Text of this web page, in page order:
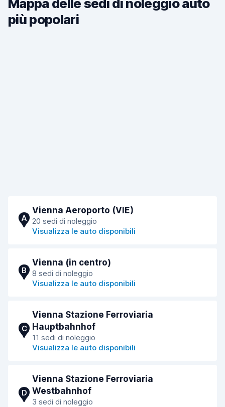
Mappa delle sedi di noleggio auto
più popolari
A
Vienna Aeroporto (VIE)
20 sedi di noleggio
Visualizza le auto disponibili
B
Vienna (in centro)
8 sedi di noleggio
Visualizza le auto disponibili
C
Vienna Stazione Ferroviaria
Hauptbahnhof
11 sedi di noleggio
Visualizza le auto disponibili
D
Vienna Stazione Ferroviaria
Westbahnhof
3 sedi di noleggio